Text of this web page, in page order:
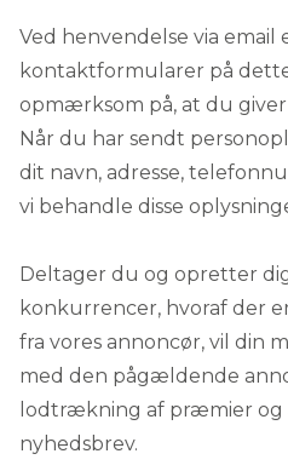
Ved henvendelse via email
kontaktformularer på
opmærksom på, at du
Når du har sendt
dit navn, adresse,
vi behandle disse
Deltager du og opretter
konkurrencer, hvoraf der
fra vores annoncør, vil din
med den pågældende
lodtrækning af præmier og
nyhedsbrev.